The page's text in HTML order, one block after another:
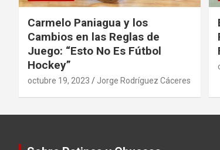
Carmelo Paniagua y los
Cambios en las Reglas de
Juego: “Esto No Es Fútbol
Hockey”
octubre 19, 2023 Jorge Rodríguez Cáceres